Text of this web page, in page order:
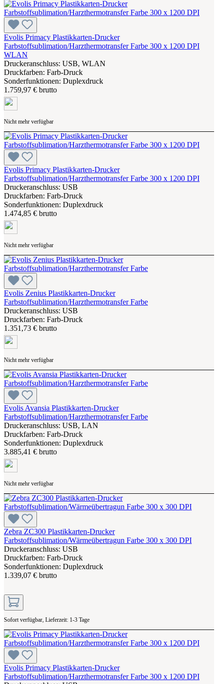
Evolis Primacy Plastikkarten-Drucker
Farbstoffsublimation/Harzthermotransfer Farbe 300 x 1200 DPI
WLAN
Druckeranschluss: USB, WLAN
Druckfarben: Farb-Druck
Sonderfunktionen: Duplexdruck
1.759,97 € brutto
Nicht mehr verfügbar
Evolis Primacy Plastikkarten-Drucker
Farbstoffsublimation/Harzthermotransfer Farbe 300 x 1200 DPI
Druckeranschluss: USB
Druckfarben: Farb-Druck
Sonderfunktionen: Duplexdruck
1.474,85 € brutto
Nicht mehr verfügbar
Evolis Zenius Plastikkarten-Drucker
Farbstoffsublimation/Harzthermotransfer Farbe
Druckeranschluss: USB
Druckfarben: Farb-Druck
1.351,73 € brutto
Nicht mehr verfügbar
Evolis Avansia Plastikkarten-Drucker
Farbstoffsublimation/Harzthermotransfer Farbe
Druckeranschluss: USB, LAN
Druckfarben: Farb-Druck
Sonderfunktionen: Duplexdruck
3.885,41 € brutto
Nicht mehr verfügbar
Zebra ZC300 Plastikkarten-Drucker
Farbstoffsublimation/Wärmeübertragun Farbe 300 x 300 DPI
Druckeranschluss: USB
Druckfarben: Farb-Druck
Sonderfunktionen: Duplexdruck
1.339,07 € brutto
Sofort verfügbar, Lieferzeit: 1-3 Tage
Evolis Primacy Plastikkarten-Drucker
Farbstoffsublimation/Harzthermotransfer Farbe 300 x 1200 DPI